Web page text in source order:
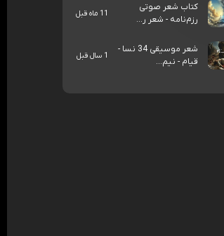
کتاب شعر صوتی
رزم‌نامه - شعر ر...
11 ماه قبل
شعر موسیقی 34 نسا -
قیام - نیم...
1 سال قبل